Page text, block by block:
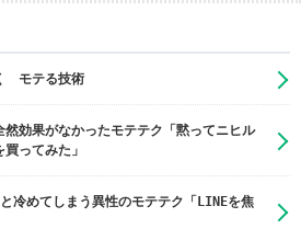
モテる技術
効果がなかったモテテク「黙ってニヒル
ってみた」
冷めてしまう異性のモテテク「LINEを焦